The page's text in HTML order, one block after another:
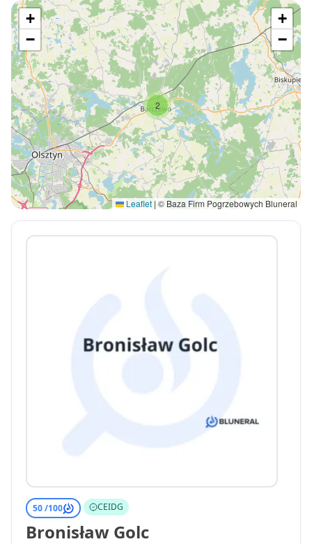
2
+
−
+
−
Leaflet | © Baza Firm Pogrzebowych Bluneral
50 /100 CEIDG
Bronisław Golc